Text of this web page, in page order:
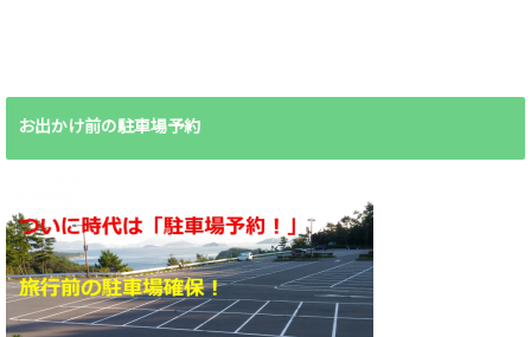
お出かけ前の駐車場予約